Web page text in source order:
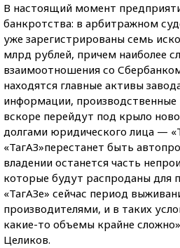
В настоящий момент
банкротства: в арбитражном
уже зарегистрированы семь
млрд рублей, причем наиболее
взаимоотношения со
находятся главные активы
информации,
вскоре перейдут под крыло
долгами юридического лица —
«ТагАЗ»перестанет быть
владении останется часть
которые будут распроданы для
«ТагАЗе» сейчас период
производителями, и в таких
какие-то объемы крайне
Целиков.